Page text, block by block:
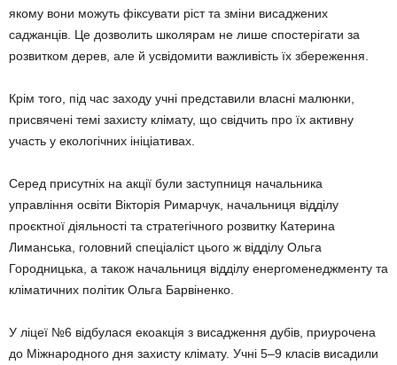
якому вони можуть фіксувати ріст та зміни висаджених
саджанців. Це дозволить школярам не лише спостерігати за
розвитком дерев, але й усвідомити важливість їх збереження.
Крім того, під час заходу учні представили власні малюнки,
присвячені темі захисту клімату, що свідчить про їх активну
участь у екологічних ініціативах.
Серед присутніх на акції були заступниця начальника
управління освіти Вікторія Римарчук, начальниця відділу
проєктної діяльності та стратегічного розвитку Катерина
Лиманська, головний спеціаліст цього ж відділу Ольга
Городницька, а також начальниця відділу енергоменеджменту та
кліматичних політик Ольга Барвіненко.
У ліцеї №6 відбулася екоакція з висадження дубів, приурочена
до Міжнародного дня захисту клімату. Учні 5–9 класів висадили